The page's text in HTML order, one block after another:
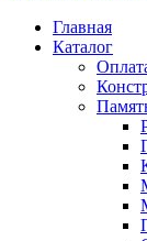
Главная
Каталог